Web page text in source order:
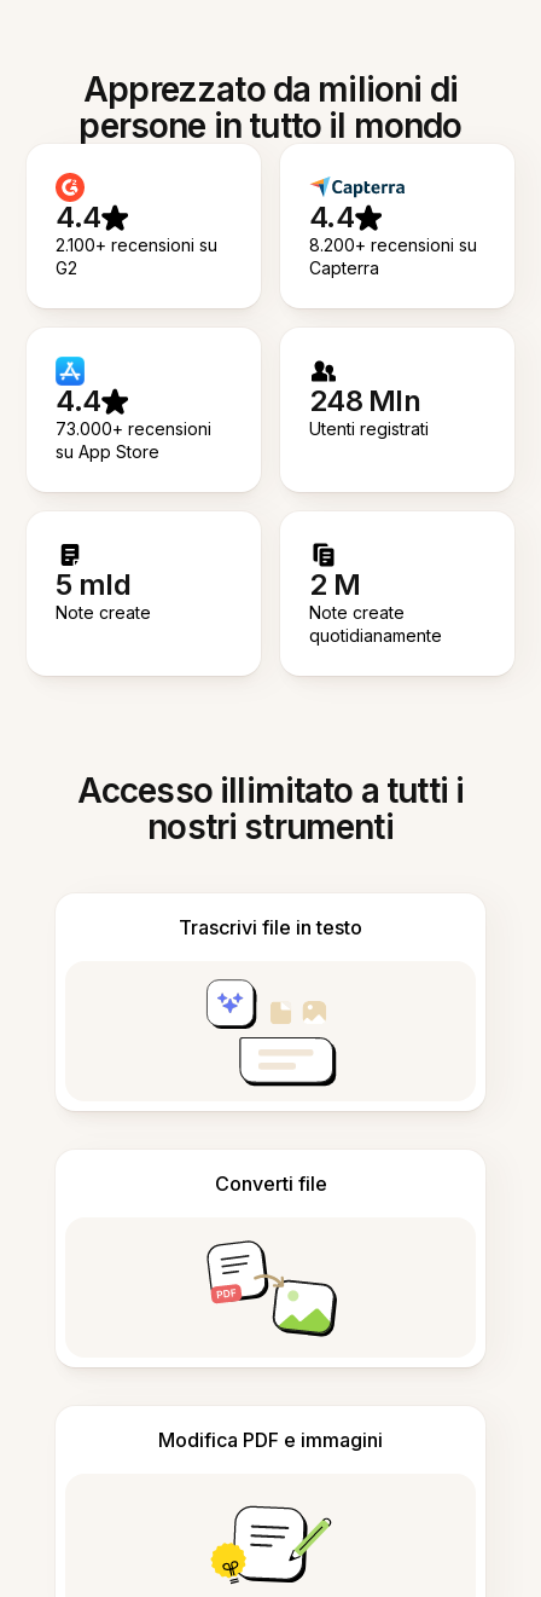
Apprezzato da milioni di
persone in tutto il mondo
4.4
2.100+ recensioni su
G2
4.4
8.200+ recensioni su
Capterra
4.4
73.000+ recensioni
su App Store
248 Mln
Utenti registrati
5 mld
Note create
2 M
Note create
quotidianamente
Accesso illimitato a tutti i
nostri strumenti
Trascrivi file in testo
Converti file
Modifica PDF e immagini